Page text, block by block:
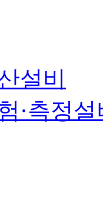
설비
·측정설